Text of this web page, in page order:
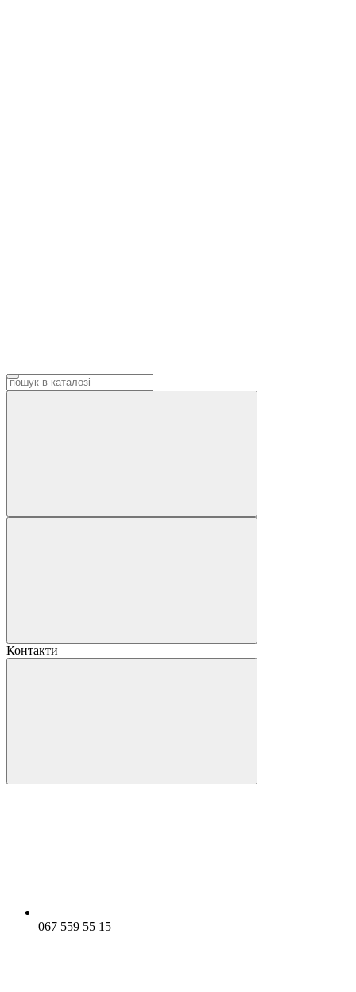
Контакти
067 559 55 15